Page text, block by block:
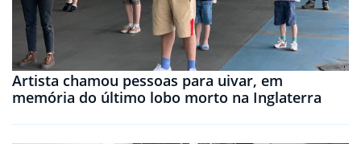
Artista chamou pessoas para uivar, em
memória do último lobo morto na Inglaterra